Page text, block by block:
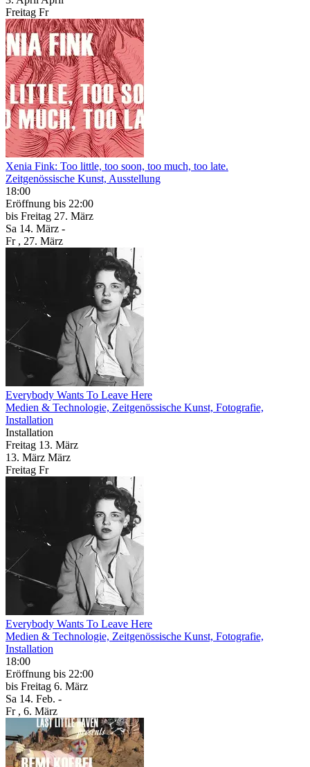
Freitag Fr
Xenia Fink: Too little, too soon, too much, too late.
Zeitgenössische Kunst, Ausstellung
18:00
Eröffnung bis 22:00
bis Freitag 27. März
Sa 14. März -
Fr , 27. März
Everybody Wants To Leave Here
Medien & Technologie, Zeitgenössische Kunst, Fotografie,
Installation
Installation
Freitag 13. März
13. März März
Freitag Fr
Everybody Wants To Leave Here
Medien & Technologie, Zeitgenössische Kunst, Fotografie,
Installation
18:00
Eröffnung bis 22:00
bis Freitag 6. März
Sa 14. Feb. -
Fr , 6. März